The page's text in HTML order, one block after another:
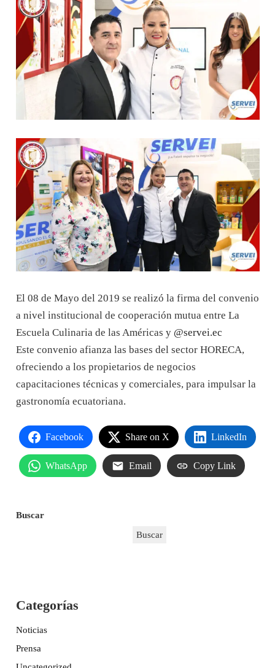
El 08 de Mayo del 2019 se realizó la firma del convenio
a nivel institucional de cooperación mutua entre La
Escuela Culinaria de las Américas y @servei.ec
Este convenio afianza las bases del sector HORECA,
ofreciendo a los propietarios de negocios
capacitaciones técnicas y comerciales, para impulsar la
gastronomía ecuatoriana.
Facebook Share on X LinkedIn
WhatsApp Email Copy Link
Buscar
Buscar
Categorías
Noticias
Prensa